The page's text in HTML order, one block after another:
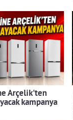
Arçelik'ten
kampanya